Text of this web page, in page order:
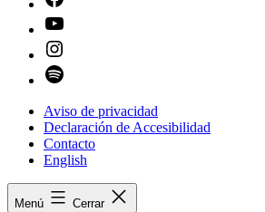
Aviso de privacidad
Declaración de Accesibilidad
Contacto
English
Menú Cerrar